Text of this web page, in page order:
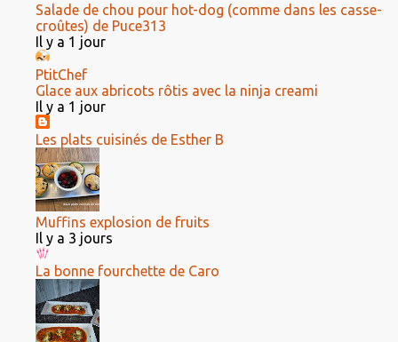
Salade de chou pour hot-dog (comme dans les casse-
croûtes) de Puce313
Il y a 1 jour
PtitChef
Glace aux abricots rôtis avec la ninja creami
Il y a 1 jour
Les plats cuisinés de Esther B
Muffins explosion de fruits
Il y a 3 jours
La bonne fourchette de Caro